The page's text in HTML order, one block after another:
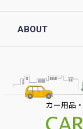
ABOUT
カー用品